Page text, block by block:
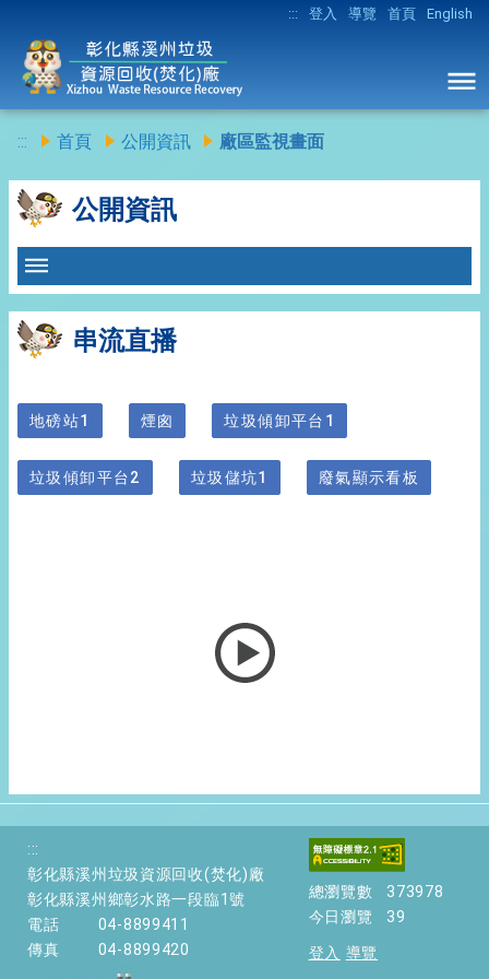
::: 登入 導覽 首頁 English
::: 首頁 公開資訊 廠區監視畫面
公開資訊
串流直播
地磅站1 煙囪 垃圾傾卸平台1
垃圾傾卸平台2 垃圾儲坑1 廢氣顯示看板
:::
彰化縣溪州垃圾資源回收(焚化)廠
彰化縣溪州鄉彰水路一段臨1號
電話
04-8899411
傳真
04-8899420
總瀏覽數
373978
今日瀏覽
39
登入 導覽